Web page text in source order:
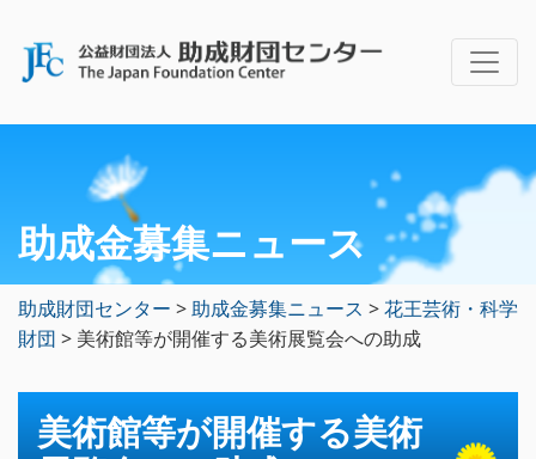
助成金募集ニュース
助成財団センター >助成金募集ニュース >花王芸術・科学
財団 > 美術館等が開催する美術展覧会への助成
美術館等が開催する美術